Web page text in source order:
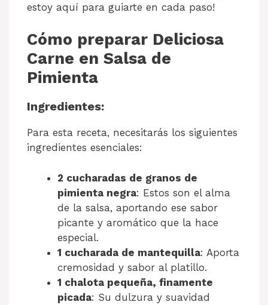
estoy aquí para guiarte en cada paso!
Cómo preparar Deliciosa
Carne en Salsa de
Pimienta
Ingredientes:
Para esta receta, necesitarás los siguientes
ingredientes esenciales:
2 cucharadas de granos de
pimienta negra: Estos son el alma
de la salsa, aportando ese sabor
picante y aromático que la hace
especial.
1 cucharada de mantequilla: Aporta
cremosidad y sabor al platillo.
1 chalota pequeña, finamente
picada: Su dulzura y suavidad